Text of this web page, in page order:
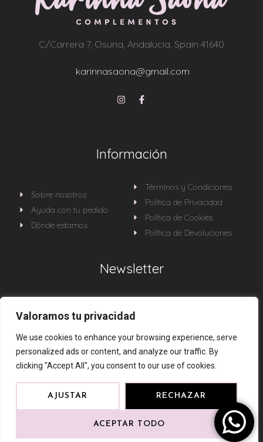
Valoramos tu privacidad
We use cookies to enhance your browsing experience, serve
personalized ads or content, and analyze our traffic. By
clicking "Accept All", you consent to our use of cookies.
AJUSTAR RECHAZAR
ACEPTAR TODO
C/Carrera 7, Osuna, Andalucia, Spain 41640
karinnasaona@gmail.com
Información
Sobre nosotros
Ayuda con tu pedido
Dónde estamos
Términos y Condiciones
Política de Privacidad
Política de Cookies
Política de Devoluciones
Newsletter
novedades
Karinna Saona Complementos © 2024